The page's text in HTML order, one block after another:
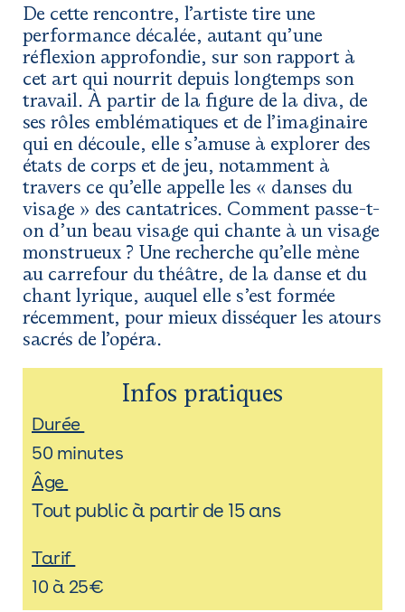
De cette rencontre, l’artiste tire une
performance décalée, autant qu’une
réflexion approfondie, sur son rapport à
cet art qui nourrit depuis longtemps son
travail. À partir de la figure de la diva, de
ses rôles emblématiques et de l’imaginaire
qui en découle, elle s’amuse à explorer des
états de corps et de jeu, notamment à
travers ce qu’elle appelle les « danses du
visage » des cantatrices. Comment passe-t-
on d’un beau visage qui chante à un visage
monstrueux ? Une recherche qu’elle mène
au carrefour du théâtre, de la danse et du
chant lyrique, auquel elle s’est formée
récemment, pour mieux disséquer les atours
sacrés de l’opéra.
Infos pratiques
Durée
50 minutes
Âge
Tout public à partir de 15 ans
Tarif
10 à 25€